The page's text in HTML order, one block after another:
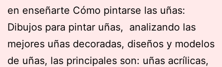
en enseñarte Cómo pintarse las uñas:
Dibujos para pintar uñas, analizando las
mejores uñas decoradas, diseños y modelos
de uñas, las principales son: uñas acrílicas,